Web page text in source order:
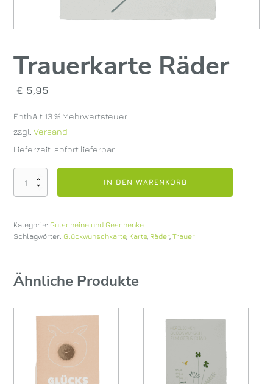
Trauerkarte Räder
€ 5,95
Enthält 13 % Mehrwertsteuer
zzgl.Versand
Lieferzeit: sofort lieferbar
Trauerkarte
IN DEN WARENKORB
Kategorie: Gutscheine und Geschenke
Schlagwörter: Glückwunschkarte, Karte, Räder,Trauer
Ähnliche Produkte